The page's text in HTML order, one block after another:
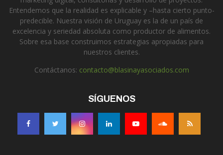
Entendemos que la realidad es explicable y –hasta cierto punto-
predecible. Nuestra visión de Uruguay es la de un país de
excelencia y seriedad absoluta como productor de alimentos.
Sobre esa base construimos estrategias apropiadas para
nuestros clientes.
Contáctanos: contacto@blasinayasociados.com
SÍGUENOS